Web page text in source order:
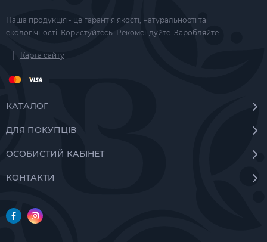
Наша продукція - це гарантія якості, натуральності та
екологічності. Користуйтесь. Рекомендуйте. Заробляйте.
| Карта сайту
КАТАЛОГ
ДЛЯ ПОКУПЦІВ
ОСОБИСТИЙ КАБІНЕТ
КОНТАКТИ